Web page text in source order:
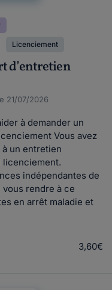
Licenciement
d’entretien
21/07/2026
à demander un
Vous avez
un entretien
licenciement.
indépendantes de
rendre à ce
en arrêt maladie et
3,60€